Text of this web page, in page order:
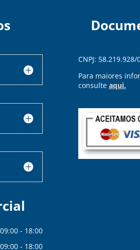
09:00 - 18:00
09:00 - 18:00
CNPJ: 58.219.928/
Para maiores
consulte aqui.